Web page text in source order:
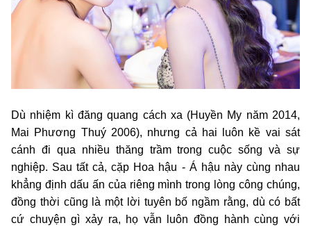
Dù nhiệm kì đăng quang cách xa (Huyền My năm 2014,
Mai Phương Thuý 2006), nhưng cả hai luôn kề vai sát
cánh đi qua nhiều thăng trầm trong cuộc sống và sự
nghiệp. Sau tất cả, cặp Hoa hậu - Á hậu này cùng nhau
khẳng định dấu ấn của riêng mình trong lòng công chúng,
đồng thời cũng là một lời tuyên bố ngầm rằng, dù có bất
cứ chuyện gì xảy ra, họ vẫn luôn đồng hành cùng với